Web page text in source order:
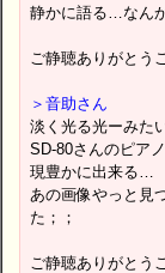
静かに語る…なん
ご静聴ありがとう
＞音助さん
淡く光る光ーみた
SD-80さんのピア
現豊かに出来る…
あの画像やっと見
た；；
ご静聴ありがとう